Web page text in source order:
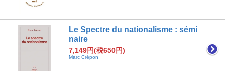
Le Spectre du nationalisme : sémi
naire
7,149円(税650円)
Marc Crépon